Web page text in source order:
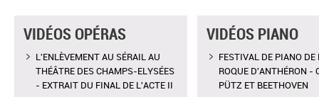
VIDÉOS OPÉRAS
L'ENLÈVEMENT AU SÉRAIL AU
THÉÂTRE DES CHAMPS-ELYSÉES
- EXTRAIT DU FINAL DE L'ACTE II
VIDÉOS PIANO
FESTIVAL DE PIANO DE
ROQUE D'ANTHÉRON -
PÜTZ ET BEETHOVEN